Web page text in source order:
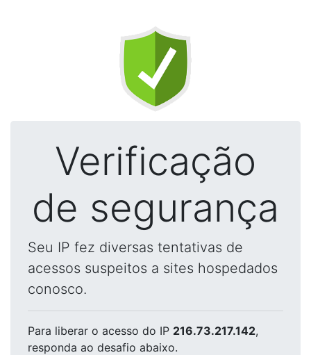
Verificação
de segurança
Seu IP fez diversas tentativas de
acessos suspeitos a sites hospedados
conosco.
Para liberar o acesso do IP 216.73.217.142,
responda ao desafio abaixo.